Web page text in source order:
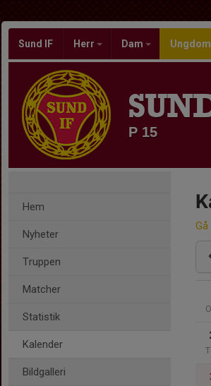
Sund IF Herr Dam Ungdom
P 15
Hem
Nyheter
Truppen
Matcher
Statistik
Kalender
Bildgalleri
Gå